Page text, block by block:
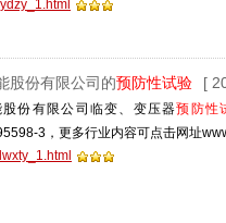
股份有限公司的预防性试验 [
份有限公司临变、变压器预防性
3，更多行业内容可点击网址